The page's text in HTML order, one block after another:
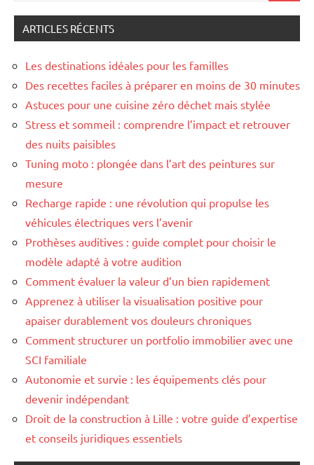
:
ARTICLES RÉCENTS
Les destinations idéales pour les familles
Des recettes faciles à préparer en moins de 30 minutes
Astuces pour une cuisine zéro déchet mais stylée
Stress et sommeil : comprendre l’impact et retrouver
des nuits paisibles
Tuning moto : plongée dans l’art des peintures sur
mesure
Recharge rapide : une révolution qui propulse les
véhicules électriques vers l’avenir
Prothèses auditives : guide complet pour choisir le
modèle adapté à votre audition
Comment évaluer la valeur d’un bien rapidement
Apprenez à utiliser la visualisation positive pour
apaiser durablement vos douleurs chroniques
Comment structurer un portfolio immobilier avec une
SCI familiale
Autonomie et survie : les équipements clés pour
devenir indépendant
Droit de la construction à Lille : votre guide d’expertise
et conseils juridiques essentiels